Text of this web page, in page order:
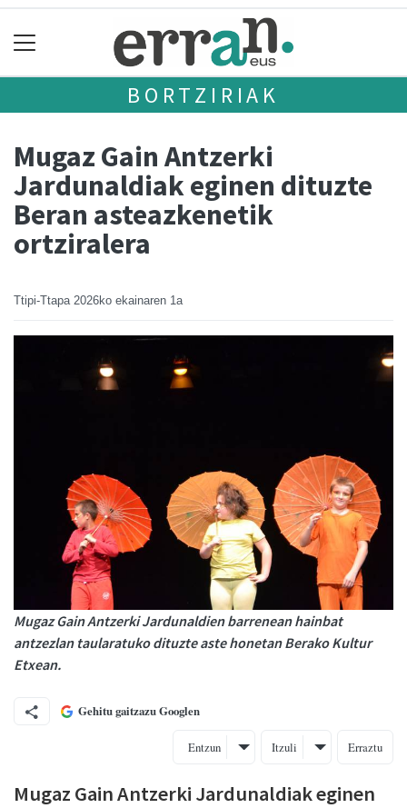
BORTZIRIAK
Mugaz Gain Antzerki
Jardunaldiak eginen dituzte
Beran asteazkenetik
ortziralera
Ttipi-Ttapa 2026ko ekainaren 1a
Mugaz Gain Antzerki Jardunaldien barrenean hainbat
antzezlan taularatuko dituzte aste honetan Berako Kultur
Etxean.
Gehitu gaitzazu Googlen
Entzun Itzuli Erraztu
Mugaz Gain Antzerki Jardunaldiak eginen